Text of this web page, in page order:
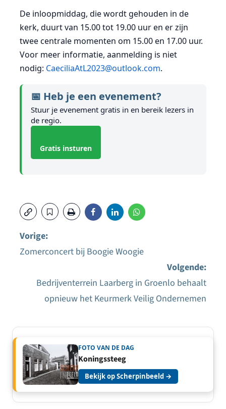
De inloopmiddag, die wordt gehouden in de
kerk, duurt van 15.00 tot 19.00 uur en er zijn
twee centrale momenten om 15.00 en 17.00 uur.
Voor meer informatie, aanmelding is niet
nodig: CaeciliaAtL2023@outlook.com.
📅 Heb je een evenement?
Stuur je evenement gratis in en bereik lezers in
de regio.
Gratis insturen
navigatie
Vorige:
Zomerconcert bij Boogie Woogie
Volgende:
Bedrijventerrein Laarberg in Groenlo behaalt
opnieuw het Keurmerk Veilig Ondernemen
FOTO VAN DE DAG
Koningssteeg
Bekijk op Scherpinbeeld →